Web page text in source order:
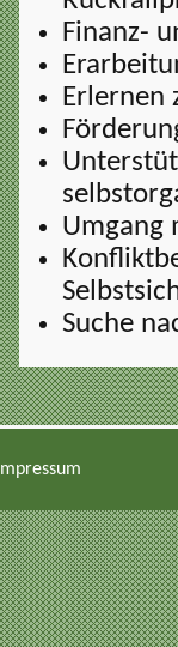
Finanz-
Erlernen
Umgang
Suche
Impressum